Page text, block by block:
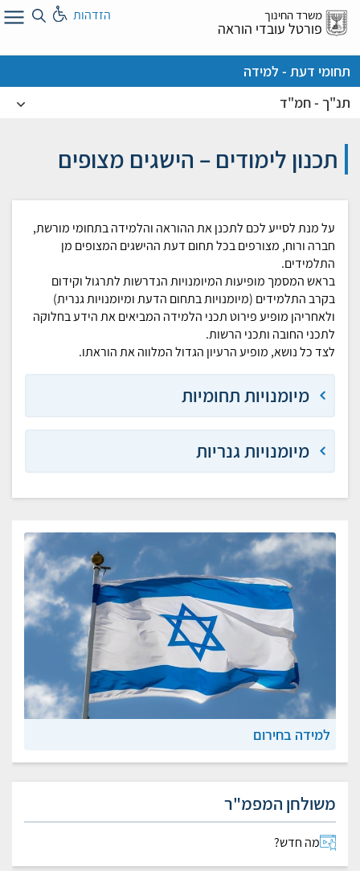
דלג
אל
משרד החינוך
פורטל עובדי הוראה
הזדהות
תחומי דעת - למידה
תנ"ך - חמ"ד
תכנון לימודים – הישגים מצופים
על מנת לסייע לכם לתכנן את ההוראה והלמידה בתחומי מורשת,
חברה ורוח, מצורפים בכל תחום דעת ההישגים המצופים מן
התלמידים.
בראש המסמך מופיעות המיומנויות הנדרשות לתרגול וקידום
בקרב התלמידים (מיומנויות בתחום הדעת ומיומנויות גנרית)
ולאחריהן מופיע פירוט תכני הלמידה המביאים את הידע בחלוקה
לתכני החובה ותכני הרשות.
לצד כל נושא, מופיע הרעיון הגדול המלווה את הוראתו.
מיומנויות תחומיות
מיומנויות גנריות
למידה בחירום
משולחן המפמ"ר
מה חדש?